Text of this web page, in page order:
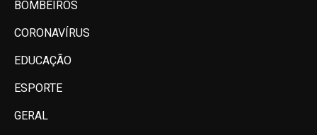
BOMBEIROS
CORONAVÍRUS
EDUCAÇÃO
ESPORTE
GERAL